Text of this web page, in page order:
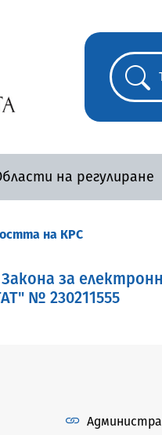
на регулиране
на КРС
за
№ 230211555